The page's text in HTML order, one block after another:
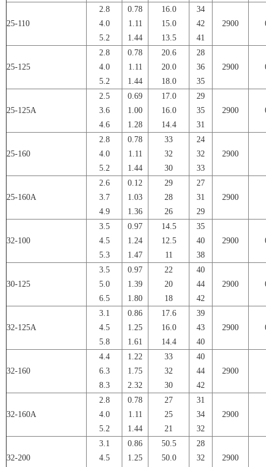
25-110
2.8
4.0
5.2
0.78
1.11
1.44
16.0
15.0
13.5
34
42
41
2900
25-125
2.8
4.0
5.2
0.78
1.11
1.44
20.6
20.0
18.0
28
36
35
2900
25-125A
2.5
3.6
4.6
0.69
1.00
1.28
17.0
16.0
14.4
29
35
31
2900
25-160
2.8
4.0
5.2
0.78
1.11
1.44
33
32
30
24
32
33
2900
25-160A
2.6
3.7
4.9
0.12
1.03
1.36
29
28
26
27
31
29
2900
32-100
3.5
4.5
5.3
0.97
1.24
1.47
14.5
12.5
11
35
40
38
2900
30-125
3.5
5.0
6.5
0.97
1.39
1.80
22
20
18
40
44
42
2900
32-125A
3.1
4.5
5.8
0.86
1.25
1.61
17.6
16.0
14.4
39
43
40
2900
32-160
4.4
6.3
8.3
1.22
1.75
2.32
33
32
30
40
44
42
2900
32-160A
2.8
4.0
5.2
0.78
1.11
1.44
27
25
21
31
34
32
2900
32-200
3.1
4.5
0.86
1.25
50.5
50.0
28
32
2900